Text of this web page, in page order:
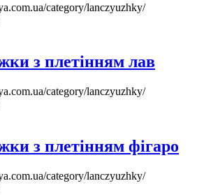
category/lanczyuzhky/
з плетінням лав
category/lanczyuzhky/
з плетінням фігаро
category/lanczyuzhky/